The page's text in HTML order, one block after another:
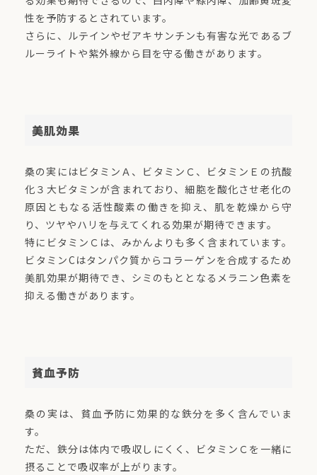
性を予防するとされています。
さらに、ルテインやゼアキサンチンも有害な光であるブ
ルーライトや紫外線から目を守る働きがあります。
美肌効果
桑の実にはビタミンＡ、ビタミンＣ、ビタミンＥの抗酸
化３大ビタミンが含まれており、細胞を酸化させ老化の
原因ともなる活性酸素の働きを抑え、肌を乾燥から守
り、ツヤやハリを与えてくれる効果が期待できます。
特にビタミンＣは、みかんよりも多く含まれています。
ビタミンCはタンパク質からコラーゲンを合成するため
美肌効果が期待でき、シミのもととなるメラニン色素を
抑える働きがあります。
貧血予防
桑の実は、貧血予防に効果的な鉄分を多く含んでいま
す。
ただ、鉄分は体内で吸収しにくく、ビタミンＣを一緒に
摂ることで吸収率が上がります。